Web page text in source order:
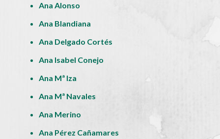
Ana Alonso
Ana Blandiana
Ana Delgado Cortés
Ana Isabel Conejo
Ana Mª Iza
Ana Mª Navales
Ana Merino
Ana Pérez Cañamares